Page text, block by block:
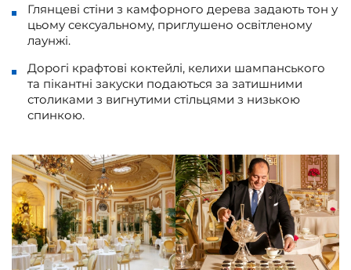
Глянцеві стіни з камфорного дерева задають тон у
цьому сексуальному, приглушено освітленому
лаунжі.
Дорогі крафтові коктейлі, келихи шампанського
та пікантні закуски подаються за затишними
столиками з вигнутими стільцями з низькою
спинкою.